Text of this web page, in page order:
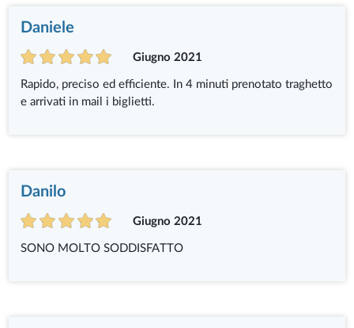
Daniele
Giugno 2021
Rapido, preciso ed efficiente. In 4 minuti prenotato traghetto
e arrivati in mail i biglietti.
Danilo
Giugno 2021
SONO MOLTO SODDISFATTO